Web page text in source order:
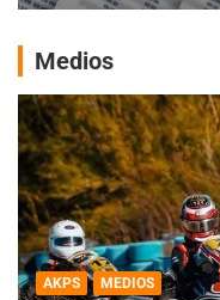
Medios
AKPS MEDIOS